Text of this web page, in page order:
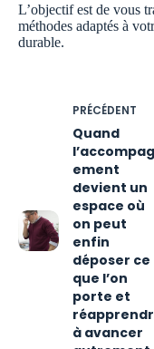
L’objectif est de vous
méthodes adaptés à
durable.
PRÉCÉDENT
Quand
ement
devient un
espace où
on peut
enfin
déposer ce
que l’on
porte et
à avancer